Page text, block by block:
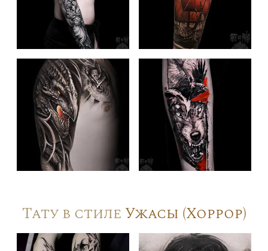
Тату в стиле Ужасы (Хоррор)